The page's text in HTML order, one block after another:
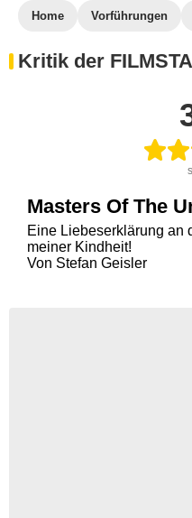
Home Vorführungen
Kritik der
Masters Of The
Eine Liebeserklärung an
meiner Kindheit!
Von Stefan Geisler